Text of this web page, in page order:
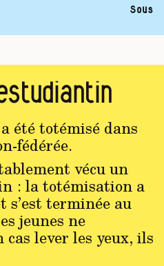
Sous
été totémisé dans
fédérée.
vécu un
: la totémisation a
terminée au
jeunes ne
lever les yeux, ils